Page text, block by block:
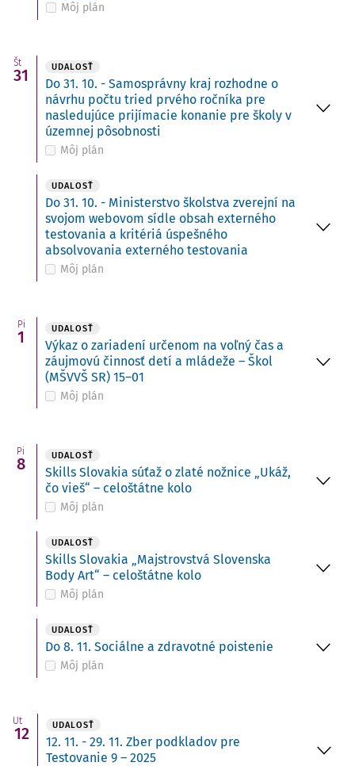
Môj plán
Št
31 UDALOSŤ
Do 31. 10. - Samosprávny kraj rozhodne o
návrhu počtu tried prvého ročníka pre
nasledujúce prijímacie konanie pre školy v
územnej pôsobnosti
Môj plán
UDALOSŤ
Do 31. 10. - Ministerstvo školstva zverejní na
svojom webovom sídle obsah externého
testovania a kritériá úspešného
absolvovania externého testovania
Môj plán
Pi
1 UDALOSŤ
Výkaz o zariadení určenom na voľný čas a
záujmovú činnosť detí a mládeže – Škol
(MŠVVŠ SR) 15–01
Môj plán
Pi
8 UDALOSŤ
Skills Slovakia súťaž o zlaté nožnice „Ukáž,
čo vieš“ – celoštátne kolo
Môj plán
UDALOSŤ
Skills Slovakia „Majstrovstvá Slovenska
Body Art“ – celoštátne kolo
Môj plán
UDALOSŤ
Do 8. 11. Sociálne a zdravotné poistenie
Môj plán
Ut
12 UDALOSŤ
12. 11. - 29. 11. Zber podkladov pre
Testovanie 9 – 2025